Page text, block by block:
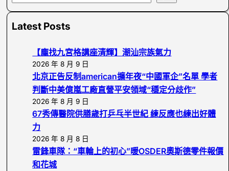
aLatest Posts
【龐找九宮格講座清輝】潮汕宗族氣力
2026 年 8 月 9 日
北京正告反制american擴年夜“中國軍企”名單 學者
判斷中美億嵐工廠直營平安領域“穩定分歧作”
2026 年 8 月 9 日
67秀傳醫院供膳歲打乒乓半世紀 練反應也練出好體
力
2026 年 8 月 8 日
雷鋒車隊：“車輪上的初心”暖OSDER奧斯德零件報價
和花城